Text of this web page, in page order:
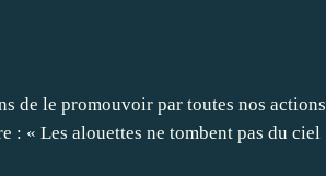
de le promouvoir par toutes nos actions
: « Les alouettes ne tombent pas du ciel